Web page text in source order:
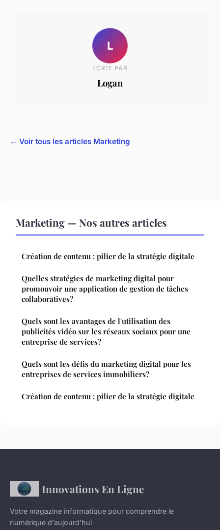
L
ECRIT PAR
Logan
← Voir tous les articles Marketing
Marketing — Nos autres articles
Création de contenu : pilier de la stratégie digitale
Quelles stratégies de marketing digital pour
promouvoir une application de gestion de tâches
collaboratives?
Quels sont les avantages de l'utilisation des
publicités vidéo sur les réseaux sociaux pour une
entreprise de services?
Quels sont les défis du marketing digital pour les
entreprises de services immobiliers?
Création de contenu : pilier de la stratégie digitale
Innovations En Ligne
Votre magazine informatique pour comprendre le
numérique d'aujourd'hui